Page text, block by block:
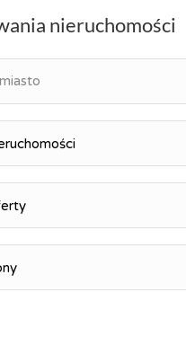
nieruchomości